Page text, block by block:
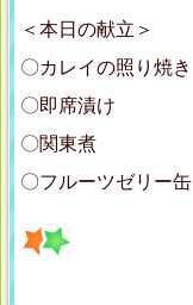
＜本日の献立＞
〇カレイの照り焼き
〇即席漬け
〇関東煮
〇フルーツゼリー缶